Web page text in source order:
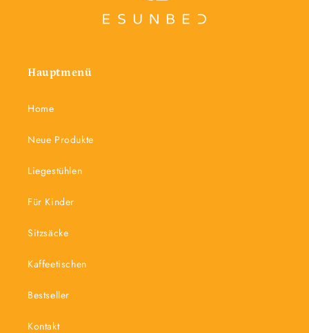
Hauptmenü
Home
Neue Produkte
Liegestühlen
Für Kinder
Sitzsäcke
Kaffeetischen
Bestseller
Kontakt